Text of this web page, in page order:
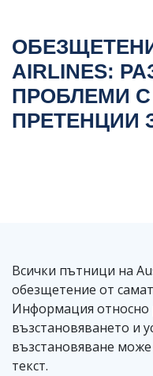
AIRLINES:
ПРОБЛЕМИ
ПРЕТЕНЦИИ
Всички пътници на
обезщетение от
Информация относно
възстановяването и
възстановяване
текст.